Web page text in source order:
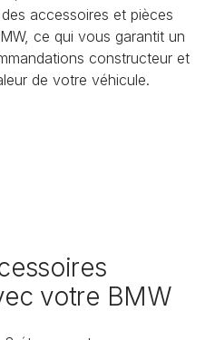
accessoires et pièces
ce qui vous garantit un
constructeur et
de votre véhicule.
votre BMW